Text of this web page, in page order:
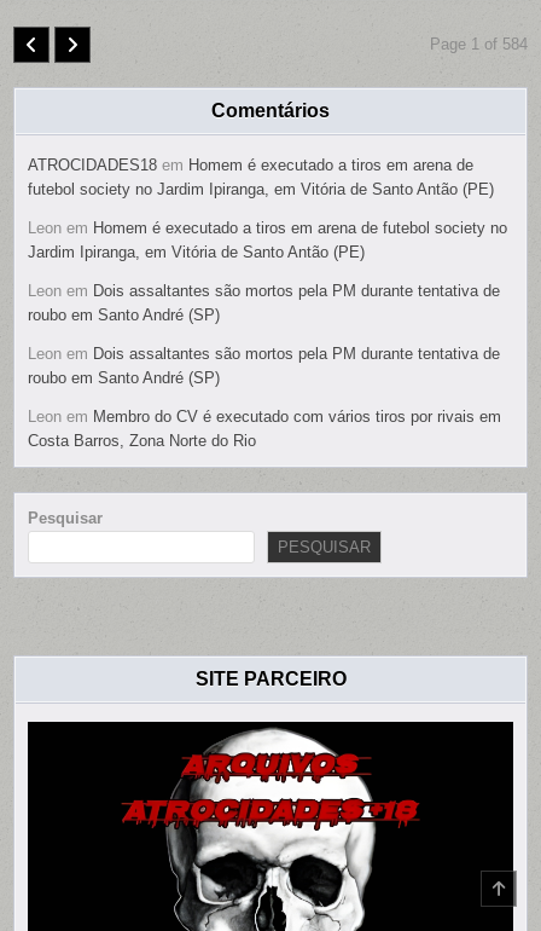
Page 1 of 584
Comentários
ATROCIDADES18 em Homem é executado a tiros em arena de
futebol society no Jardim Ipiranga, em Vitória de Santo Antão (PE)
Leon em Homem é executado a tiros em arena de futebol society no
Jardim Ipiranga, em Vitória de Santo Antão (PE)
Leon em Dois assaltantes são mortos pela PM durante tentativa de
roubo em Santo André (SP)
Leon em Dois assaltantes são mortos pela PM durante tentativa de
roubo em Santo André (SP)
Leon em Membro do CV é executado com vários tiros por rivais em
Costa Barros, Zona Norte do Rio
Pesquisar
PESQUISAR
SITE PARCEIRO
TO